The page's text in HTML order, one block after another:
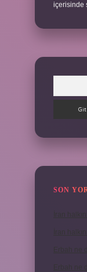
içerisinde
SON